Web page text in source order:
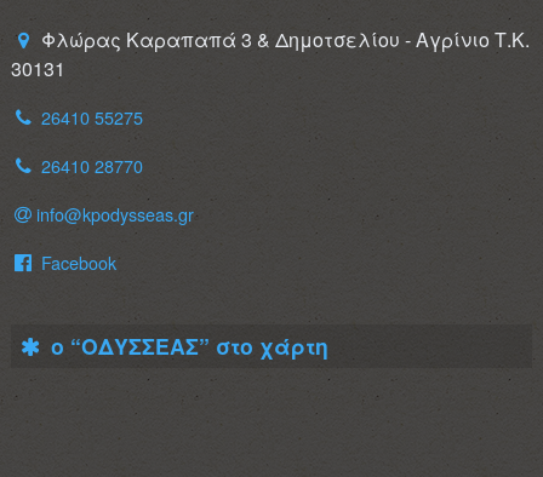
Φλώρας Καραπαπά 3 & Δημοτσελίου - Αγρίνιο Τ.Κ.
30131
26410 55275
26410 28770
info@kpodysseas.gr
Facebook
ο “ΟΔΥΣΣΕΑΣ” στο χάρτη